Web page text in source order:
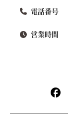
電話番号
営業時間